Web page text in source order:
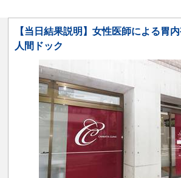
【当日結果説明】女性医師による胃
人間ドック